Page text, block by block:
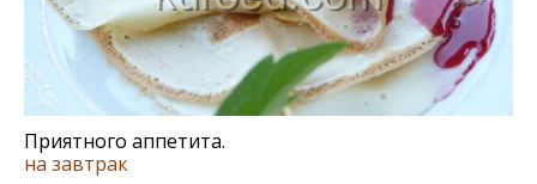
Приятного аппетита.
на завтрак